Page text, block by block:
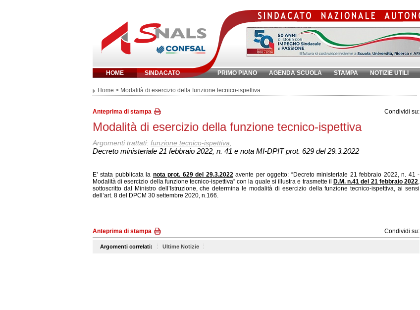
HOME SINDACATO PRIMO PIANO AGENDA SCUOLA STAMPA NOTIZIE UTILI
Inserisci parola chiave:
Home > Modalità di esercizio della funzione tecnico-ispettiva
Anteprima di stampa Condividi su:
Modalità di esercizio della funzione tecnico-ispettiva
Argomenti trattati: funzione tecnico-ispettiva
Decreto ministeriale 21 febbraio 2022, n. 41 e nota MI-DPIT prot. 629 del 29.3.2022
E’ stata pubblicata la nota prot. 629 del 29.3.2022avente per oggetto: “Decreto ministeriale 21 febbraio 2022, n. 41 -
Modalità di esercizio della funzione tecnico-ispettiva” con la quale si illustra e trasmette il
D.M. n.41 del 21 febbraio 2022,
sottoscritto dal Ministro dell’Istruzione, che determina le modalità di esercizio della funzione tecnico-ispettiva, ai sensi
dell’art. 8 del DPCM 30 settembre 2020, n.166.
Anteprima di stampa Condividi su:
Argomenti correlati: Ultime Notizie